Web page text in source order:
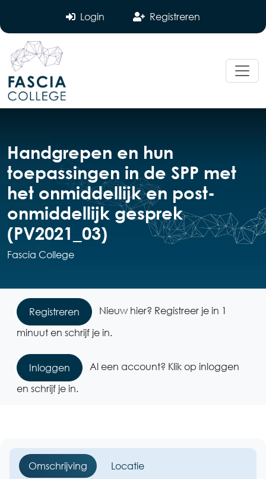
Login Registreren
Handgrepen en hun
toepassingen in de SPP met
het onmiddellijk en post-
onmiddellijk gesprek
(PV2021_03)
Fascia College
Registreren
Nieuw hier? Registreer je in 1
minuut en schrijf je in.
Inloggen
Al een account? Klik op inloggen
en schrijf je in.
Omschrijving
Locatie